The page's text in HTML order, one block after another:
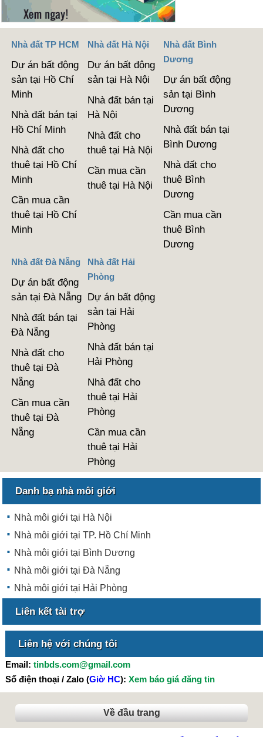
Nhà đất TP HCM
Dự án bất động
sản tại Hồ Chí
Minh
Nhà đất bán tại
Hồ Chí Minh
Nhà đất cho
thuê tại Hồ Chí
Minh
Cần mua cần
thuê tại Hồ Chí
Minh
Nhà đất Hà Nội
Dự án bất động
sản tại Hà Nội
Nhà đất bán tại
Hà Nội
Nhà đất cho
thuê tại Hà Nội
Cần mua cần
thuê tại Hà Nội
Nhà đất Bình
Dương
Dự án bất động
sản tại Bình
Dương
Nhà đất bán tại
Bình Dương
Nhà đất cho
thuê Bình
Dương
Cần mua cần
thuê Bình
Dương
Nhà đất Đà Nẵng
Dự án bất động
sản tại Đà Nẵng
Nhà đất bán tại
Đà Nẵng
Nhà đất cho
thuê tại Đà
Nẵng
Cần mua cần
thuê tại Đà
Nẵng
Nhà đất Hải
Phòng
Dự án bất động
sản tại Hải
Phòng
Nhà đất bán tại
Hải Phòng
Nhà đất cho
thuê tại Hải
Phòng
Cần mua cần
thuê tại Hải
Phòng
Danh bạ nhà môi giới
Nhà môi giới tại Hà Nội
Nhà môi giới tại TP. Hồ Chí Minh
Nhà môi giới tại Bình Dương
Nhà môi giới tại Đà Nẵng
Nhà môi giới tại Hải Phòng
Liên kết tài trợ
Liên hệ với chúng tôi
Email: tinbds.com@gmail.com
Số điện thoại / Zalo (Giờ HC): Xem báo giá đăng tin
Về đầu trang